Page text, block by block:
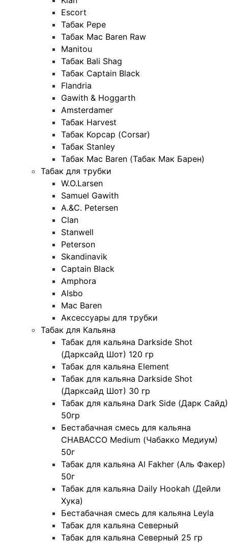
Escort
Табак Pepe
Табак Mac Baren Raw
Manitou
Табак Bali Shag
Табак Captain Black
Flandria
Gawith & Hoggarth
Amsterdamer
Табак Harvest
Табак Корсар (Corsar)
Табак Stanley
Табак Mac Baren (Табак Мак Барен)
Табак для трубки
W.O.Larsen
Samuel Gawith
A.&C. Petersen
Clan
Stanwell
Peterson
Skandinavik
Captain Black
Amphora
Alsbo
Mac Baren
Аксессуары для трубки
Табак для Кальяна
Табак для кальяна Darkside Shot
(Дарксайд Шот) 120 гр
Табак для кальяна Element
Табак для кальяна Darkside Shot
(Дарксайд Шот) 30 гр
Табак для кальяна Dark Side (Дарк Сайд)
50гр
Бестабачная смесь для кальяна
CHABACCO Medium (Чабакко Медиум)
50г
Табак для кальяна Al Fakher (Аль Факер)
50г
Табак для кальяна Daily Hookah (Дейли
Хука)
Бестабачная смесь для кальяна Leyla
Табак для кальяна Северный
Табак для кальяна Северный 25 гр